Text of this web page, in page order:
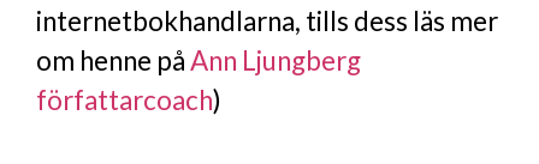
internetbokhandlarna, tills dess läs mer
om henne påAnn Ljungberg
författarcoach)